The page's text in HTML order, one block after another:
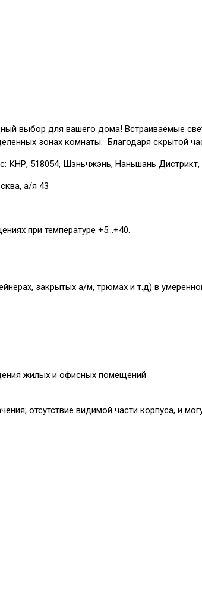
выбор для вашего дома! Встраиваемые
зонах комнаты. Благодаря скрытой
518054, Шэньчжэнь, Наньшань Дистрикт,
а/я 43
при температуре +5…+40.
закрытых а/м, трюмах и т.д) в
жилых и офисных помещений
отсутствие видимой части корпуса, и